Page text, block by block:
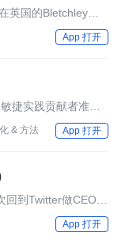
英国的Bletchley
的大会，本次大会的
App 打开
捷实践贡献者准备
得“最有用的人
被称为用户组、研
of Reason"）。
& 方法 App 打开
到Twitter做CEO，
度下滑得厉害。
App 打开